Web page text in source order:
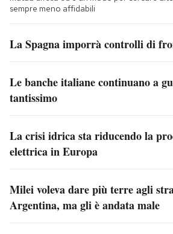
sempre meno affidabili
La Spagna imporrà controlli di
Le banche italiane continuano a
tantissimo
La crisi idrica sta riducendo la
elettrica in Europa
Milei voleva dare più terre agli
Argentina, ma gli è andata male